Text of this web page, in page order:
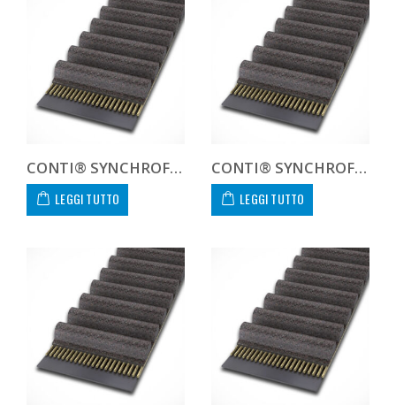
CONTI® SYNCHROFORCE CXA HTD141190115CXA
LEGGI TUTTO
CONTI® SYNCHROFORCE CXA HTD141190170CXA
LEGGI TUTTO